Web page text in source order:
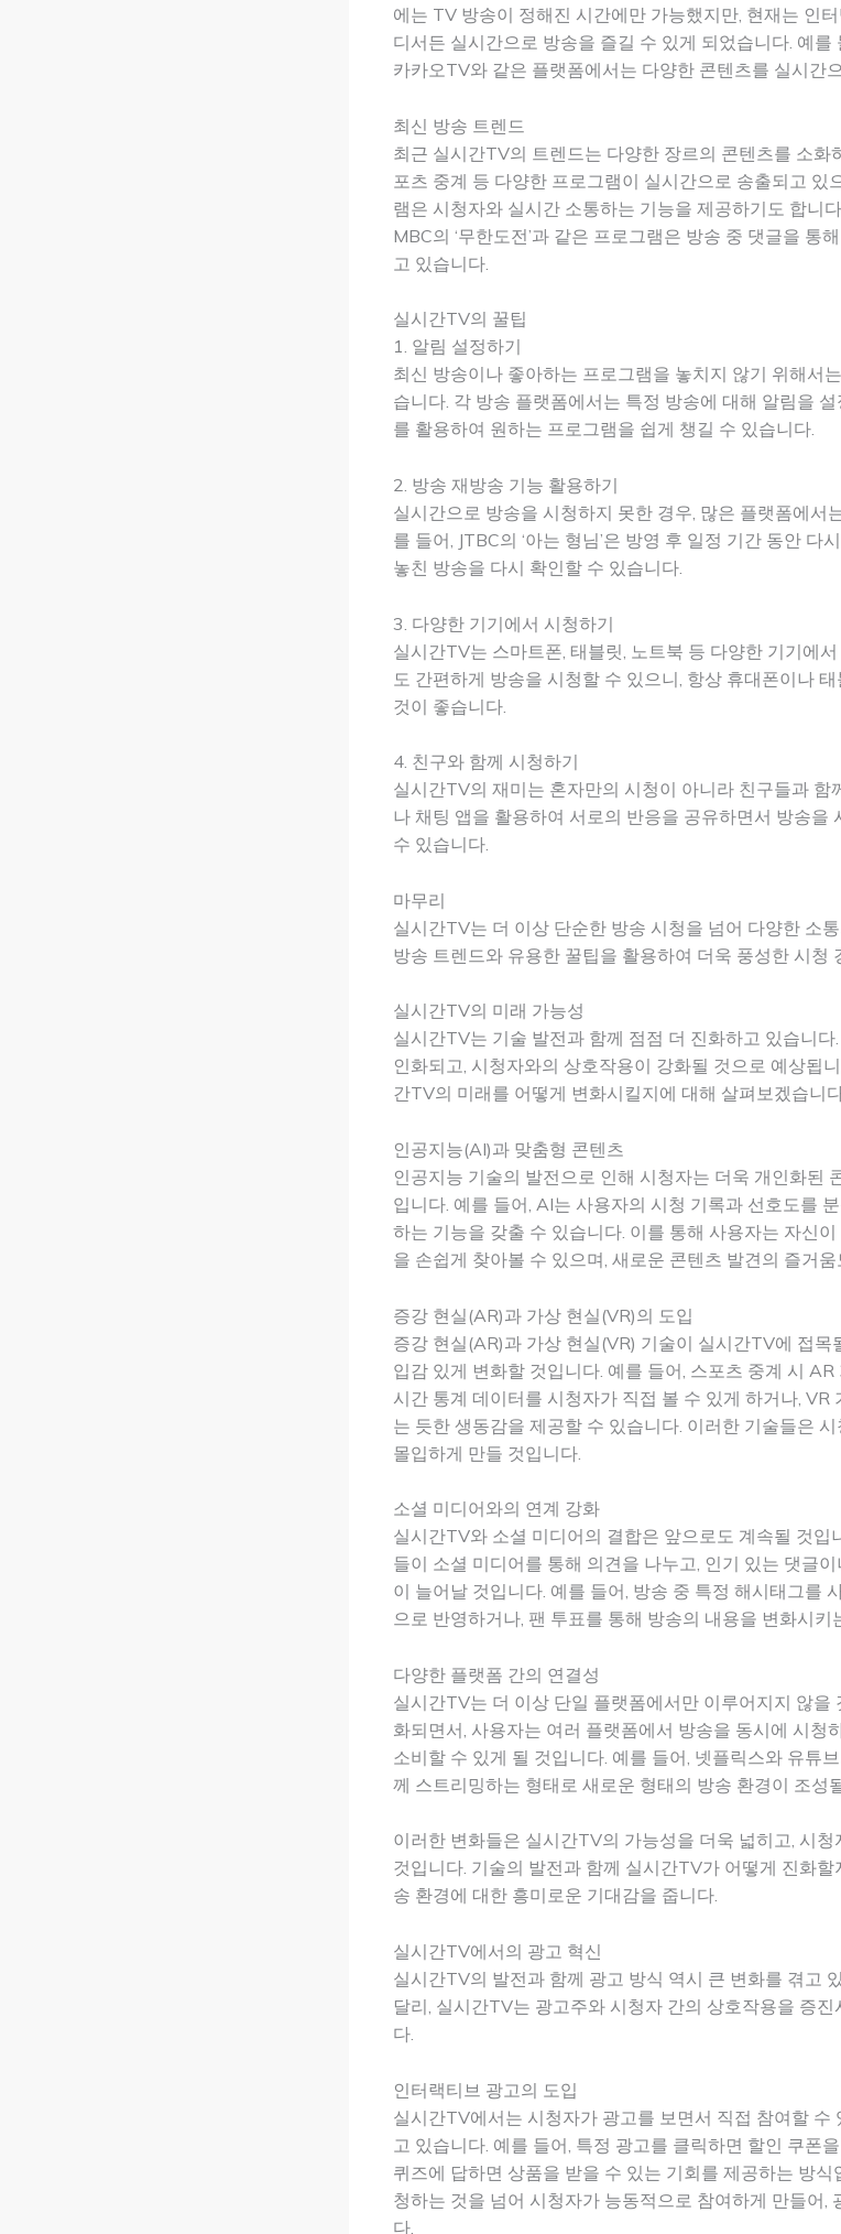
에는 TV 방송이 정해진 시간에만 가능했지만, 현재는 인
디서든 실시간으로 방송을 즐길 수 있게 되었습니다. 예를
카카오TV와 같은 플랫폼에서는 다양한 콘텐츠를 실시간
최신 방송 트렌드
최근 실시간TV의 트렌드는 다양한 장르의 콘텐츠를 소화
포츠 중계 등 다양한 프로그램이 실시간으로 송출되고 있
램은 시청자와 실시간 소통하는 기능을 제공하기도 합니다
MBC의 ‘무한도전’과 같은 프로그램은 방송 중 댓글을 통
고 있습니다.
실시간TV의 꿀팁
1. 알림 설정하기
최신 방송이나 좋아하는 프로그램을 놓치지 않기 위해서
습니다. 각 방송 플랫폼에서는 특정 방송에 대해 알림을
를 활용하여 원하는 프로그램을 쉽게 챙길 수 있습니다.
2. 방송 재방송 기능 활용하기
실시간으로 방송을 시청하지 못한 경우, 많은 플랫폼에서
를 들어, JTBC의 ‘아는 형님’은 방영 후 일정 기간 동안 다
놓친 방송을 다시 확인할 수 있습니다.
3. 다양한 기기에서 시청하기
실시간TV는 스마트폰, 태블릿, 노트북 등 다양한 기기에
도 간편하게 방송을 시청할 수 있으니, 항상 휴대폰이나
것이 좋습니다.
4. 친구와 함께 시청하기
실시간TV의 재미는 혼자만의 시청이 아니라 친구들과 함
나 채팅 앱을 활용하여 서로의 반응을 공유하면서 방송을
수 있습니다.
마무리
실시간TV는 더 이상 단순한 방송 시청을 넘어 다양한 소
방송 트렌드와 유용한 꿀팁을 활용하여 더욱 풍성한 시청
실시간TV의 미래 가능성
실시간TV는 기술 발전과 함께 점점 더 진화하고 있습니
인화되고, 시청자와의 상호작용이 강화될 것으로 예상됩
간TV의 미래를 어떻게 변화시킬지에 대해 살펴보겠습니
인공지능(AI)과 맞춤형 콘텐츠
인공지능 기술의 발전으로 인해 시청자는 더욱 개인화된
입니다. 예를 들어, AI는 사용자의 시청 기록과 선호도를
하는 기능을 갖출 수 있습니다. 이를 통해 사용자는 자신
을 손쉽게 찾아볼 수 있으며, 새로운 콘텐츠 발견의 즐거
증강 현실(AR)과 가상 현실(VR)의 도입
증강 현실(AR)과 가상 현실(VR) 기술이 실시간TV에 접목
입감 있게 변화할 것입니다. 예를 들어, 스포츠 중계 시
시간 통계 데이터를 시청자가 직접 볼 수 있게 하거나, VR
는 듯한 생동감을 제공할 수 있습니다. 이러한 기술들은
몰입하게 만들 것입니다.
소셜 미디어와의 연계 강화
실시간TV와 소셜 미디어의 결합은 앞으로도 계속될 것입
들이 소셜 미디어를 통해 의견을 나누고, 인기 있는 댓글
이 늘어날 것입니다. 예를 들어, 방송 중 특정 해시태그를
으로 반영하거나, 팬 투표를 통해 방송의 내용을 변화시키
다양한 플랫폼 간의 연결성
실시간TV는 더 이상 단일 플랫폼에서만 이루어지지 않을
화되면서, 사용자는 여러 플랫폼에서 방송을 동시에 시청
소비할 수 있게 될 것입니다. 예를 들어, 넷플릭스와 유튜
께 스트리밍하는 형태로 새로운 형태의 방송 환경이 조성
이러한 변화들은 실시간TV의 가능성을 더욱 넓히고, 시
것입니다. 기술의 발전과 함께 실시간TV가 어떻게 진화
송 환경에 대한 흥미로운 기대감을 줍니다.
실시간TV에서의 광고 혁신
실시간TV의 발전과 함께 광고 방식 역시 큰 변화를 겪고
달리, 실시간TV는 광고주와 시청자 간의 상호작용을 증
다.
인터랙티브 광고의 도입
실시간TV에서는 시청자가 광고를 보면서 직접 참여할 수
고 있습니다. 예를 들어, 특정 광고를 클릭하면 할인 쿠폰
퀴즈에 답하면 상품을 받을 수 있는 기회를 제공하는 방식
청하는 것을 넘어 시청자가 능동적으로 참여하게 만들어,
다.